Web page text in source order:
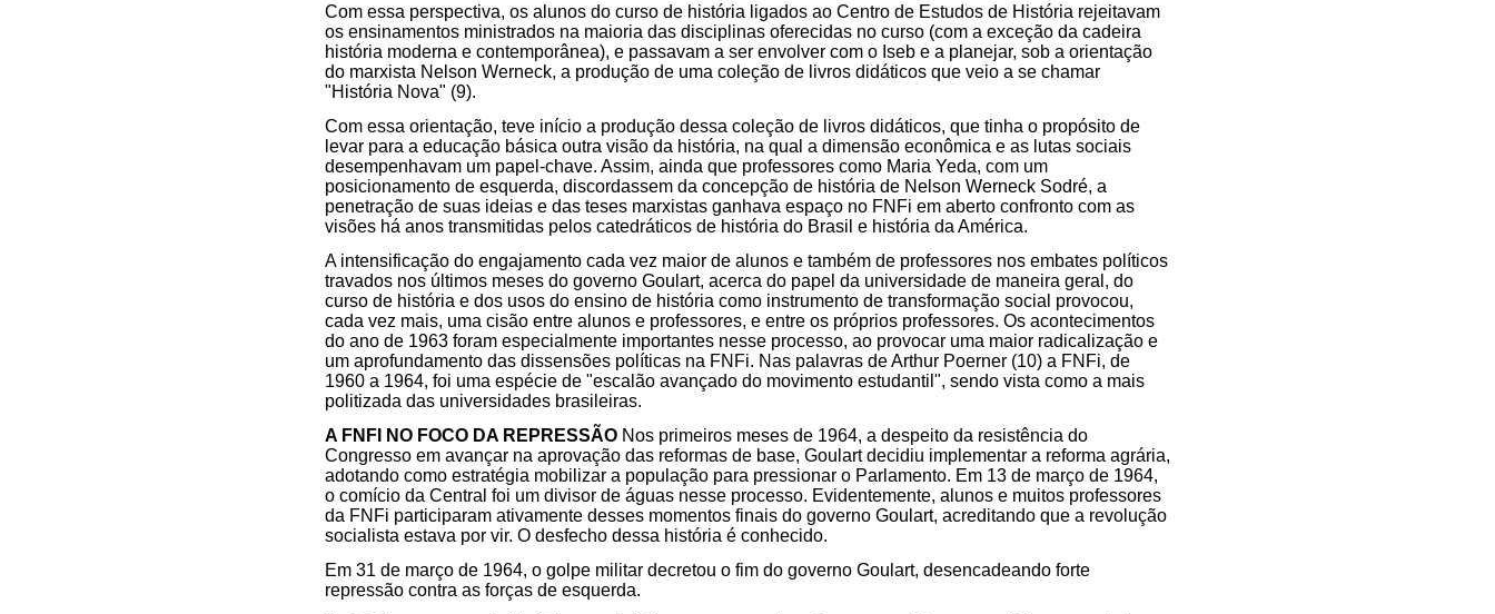
Com essa perspectiva, os alunos do curso de história ligados ao Centro de Estudos de História rejeitavam
os ensinamentos ministrados na maioria das disciplinas oferecidas no curso (com a exceção da cadeira
história moderna e contemporânea), e passavam a ser envolver com o Iseb e a planejar, sob a orientação
do marxista Nelson Werneck, a produção de uma coleção de livros didáticos que veio a se chamar
"História Nova" (9).
Com essa orientação, teve início a produção dessa coleção de livros didáticos, que tinha o propósito de
levar para a educação básica outra visão da história, na qual a dimensão econômica e as lutas sociais
desempenhavam um papel-chave. Assim, ainda que professores como Maria Yeda, com um
posicionamento de esquerda, discordassem da concepção de história de Nelson Werneck Sodré, a
penetração de suas ideias e das teses marxistas ganhava espaço no FNFi em aberto confronto com as
visões há anos transmitidas pelos catedráticos de história do Brasil e história da América.
A intensificação do engajamento cada vez maior de alunos e também de professores nos embates políticos
travados nos últimos meses do governo Goulart, acerca do papel da universidade de maneira geral, do
curso de história e dos usos do ensino de história como instrumento de transformação social provocou,
cada vez mais, uma cisão entre alunos e professores, e entre os próprios professores. Os acontecimentos
do ano de 1963 foram especialmente importantes nesse processo, ao provocar uma maior radicalização e
um aprofundamento das dissensões políticas na FNFi. Nas palavras de Arthur Poerner (10) a FNFi, de
1960 a 1964, foi uma espécie de "escalão avançado do movimento estudantil", sendo vista como a mais
politizada das universidades brasileiras.
A FNFI NO FOCO DA REPRESSÃO Nos primeiros meses de 1964, a despeito da resistência do
Congresso em avançar na aprovação das reformas de base, Goulart decidiu implementar a reforma agrária,
adotando como estratégia mobilizar a população para pressionar o Parlamento. Em 13 de março de 1964,
o comício da Central foi um divisor de águas nesse processo. Evidentemente, alunos e muitos professores
da FNFi participaram ativamente desses momentos finais do governo Goulart, acreditando que a revolução
socialista estava por vir. O desfecho dessa história é conhecido.
Em 31 de março de 1964, o golpe militar decretou o fim do governo Goulart, desencadeando forte
repressão contra as forças de esquerda.